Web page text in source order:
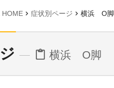
chevron_right 症状別ページ chevron_right 横浜 O脚
content_paste 横浜 O脚